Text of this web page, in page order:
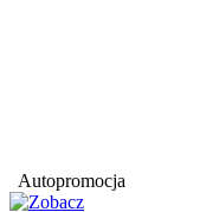
Autopromocja